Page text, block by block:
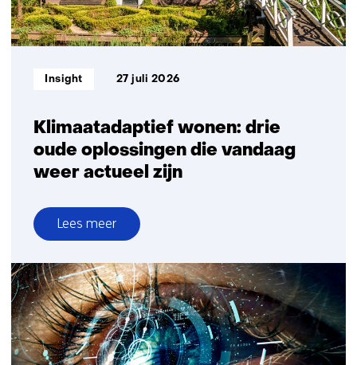
meer
leveringszekerheid
Klimaatadaptief wonen: drie
oude oplossingen die vandaag
weer actueel zijn
Informatietype:
Insight 27 juli 2026
Lees meer
over
Klimaatadaptief
wonen:
drie
oude
oplossingen
die